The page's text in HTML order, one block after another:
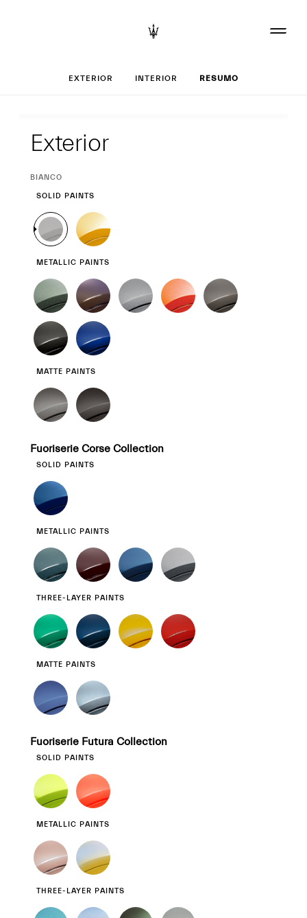
Set up o seu
EXTERIOR INTERIOR RESUMO
Exterior
CURRENT
BIANCO
SOLID PAINTS
METALLIC PAINTS
MATTE PAINTS
Fuoriserie Corse Collection
SOLID PAINTS
METALLIC PAINTS
THREE-LAYER PAINTS
MATTE PAINTS
Fuoriserie Futura Collection
SOLID PAINTS
METALLIC PAINTS
THREE-LAYER PAINTS